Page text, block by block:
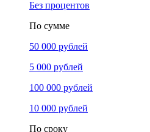
Без процентов
По сумме
50 000 рублей
5 000 рублей
100 000 рублей
10 000 рублей
По сроку